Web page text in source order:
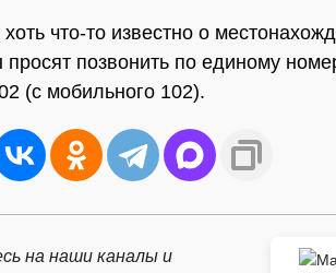
что-то известно о
просят позвонить по единому
(с мобильного 102).
на наши каналы и